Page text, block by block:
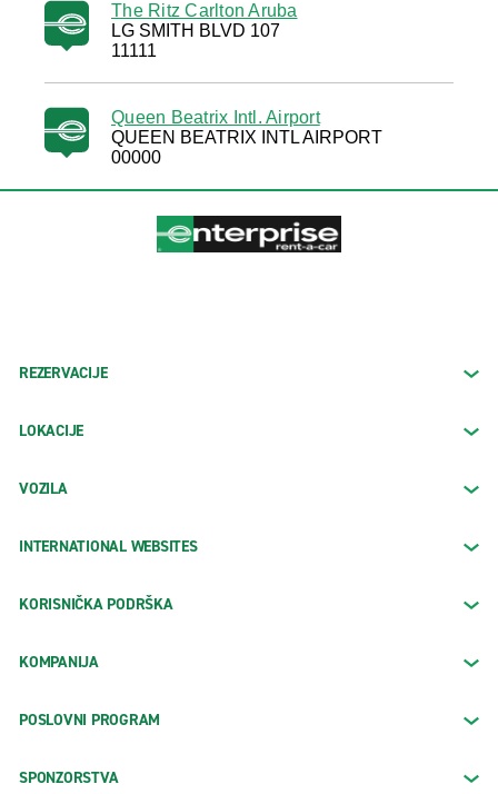
The Ritz Carlton Aruba
LG SMITH BLVD 107
11111
Queen Beatrix Intl. Airport
QUEEN BEATRIX INTL AIRPORT
00000
REZERVACIJE
LOKACIJE
VOZILA
INTERNATIONAL WEBSITES
KORISNIČKA PODRŠKA
KOMPANIJA
POSLOVNI PROGRAM
SPONZORSTVA